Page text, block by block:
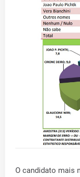
O candidato mais